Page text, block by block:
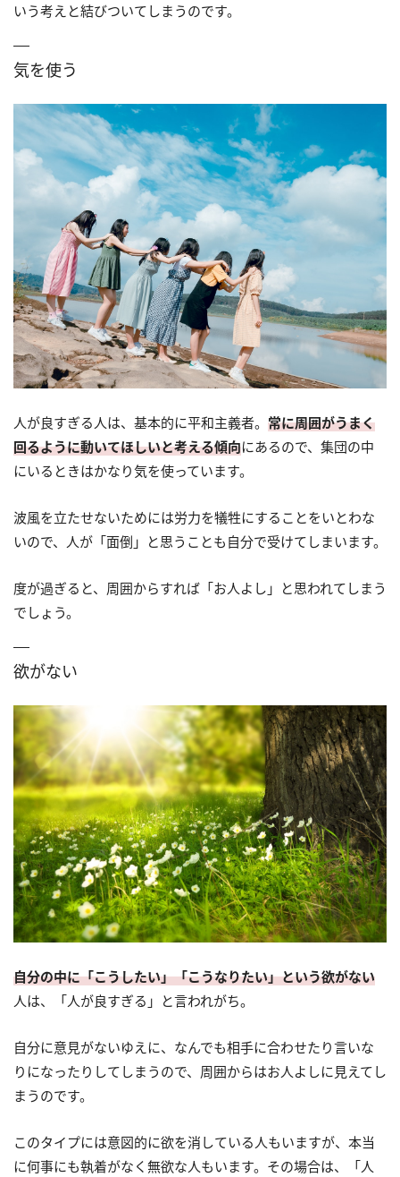
いう考えと結びついてしまうのです。
気を使う
人が良すぎる人は、基本的に平和主義者。 常に周囲がうまく
回るように動いてほしいと考える傾向にあるので、集団の中
にいるときはかなり気を使っています。
波風を立たせないためには労力を犠牲にすることをいとわな
いので、人が「面倒」と思うことも自分で受けてしまいます。
度が過ぎると、周囲からすれば「お人よし」と思われてしまう
でしょう。
欲がない
自分の中に「こうしたい」「こうなりたい」という欲がない
人は、「人が良すぎる」と言われがち。
自分に意見がないゆえに、なんでも相手に合わせたり言いな
りになったりしてしまうので、周囲からはお人よしに見えてし
まうのです。
このタイプには意図的に欲を消している人もいますが、本当
に何事にも執着がなく無欲な人もいます。その場合は、「人